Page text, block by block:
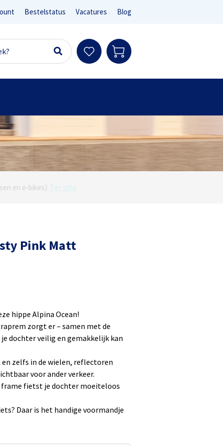
Bestelstatus Vacatures Blog
en e-bikes) Ter info
Pink Matt
hippe Alpina Ocean!
zorgt er – samen met de
dochter veilig en gemakkelijk kan
zelfs in de wielen, reflectoren
voor ander verkeer.
fietst je dochter moeiteloos
Daar is het handige voormandje